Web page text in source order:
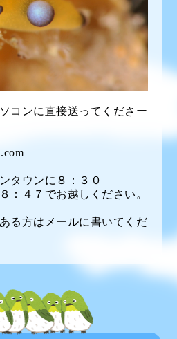
コンに直接送ってくださー
タウンに８：３０
：４７でお越しください。
る方はメールに書いてくだ